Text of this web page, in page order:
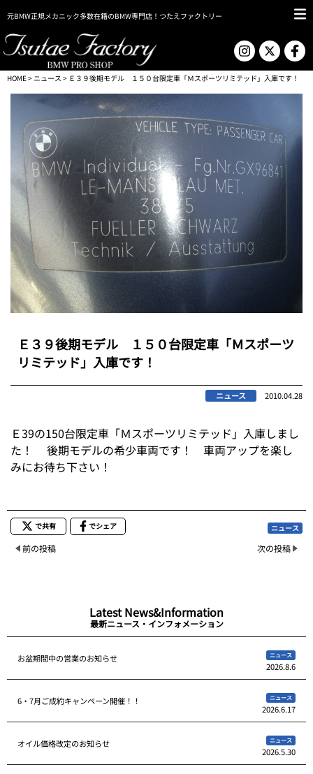
元BMW正規メカニック多数在籍のBMW専門店！つたえファクトリー
HOME> ニュース > Ｅ３９後期モデル １５０台限定車「Ｍスポーツリミテッド」入庫です！
Ｅ３９後期モデル １５０台限定車「Ｍスポーツ
リミテッド」入庫です！
ニュース 2010.04.28
Ｅ39の150台限定車「Ｍスポーツリミテッド」入庫しまし
た！ 後期モデルの希少車両です！ 車両アップを楽し
みにお待ち下さい！
で共有 でシェア ニュース
前の投稿 次の投稿
Latest News&Information
最新ニュース・インフォメーション
お盆期間中の営業のお知らせ ニュース
2026.8.6
6・7月ご成約キャンペーン開催！！ ニュース
2026.6.17
オイル価格改定のお知らせ ニュース
2026.5.30